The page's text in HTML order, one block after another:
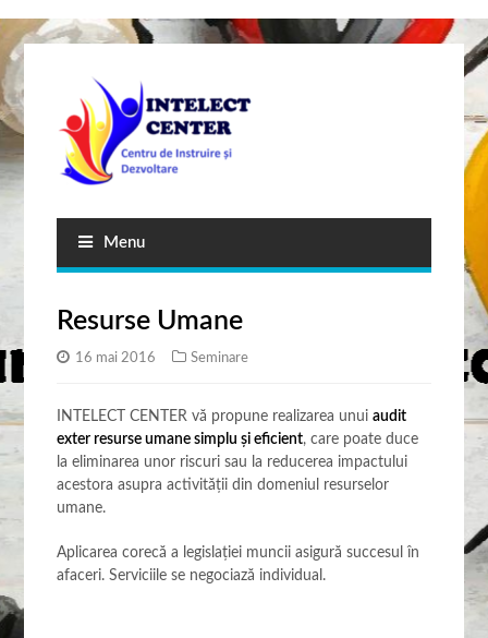
Menu
Resurse Umane
16 mai 2016 Seminare
INTELECT CENTER vă propune realizarea unuiaudit
exter resurse umane simplu și eficient, care poate duce
la eliminarea unor riscuri sau la reducerea impactului
acestora asupra activității din domeniul resurselor
umane.
Aplicarea corecă a legislației muncii asigură succesul în
afaceri. Serviciile se negociază individual.